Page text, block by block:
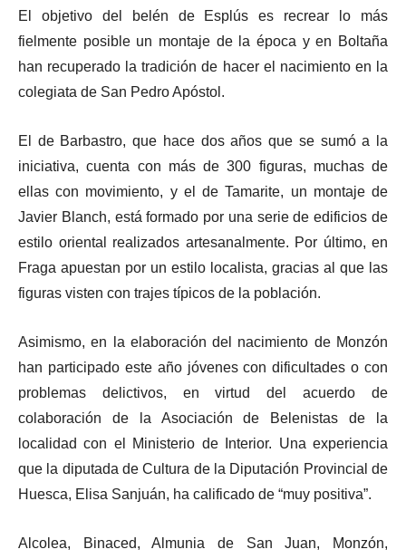
El objetivo del belén de Esplús es recrear lo más
fielmente posible un montaje de la época y en Boltaña
han recuperado la tradición de hacer el nacimiento en la
colegiata de San Pedro Apóstol.
El de Barbastro, que hace dos años que se sumó a la
iniciativa, cuenta con más de 300 figuras, muchas de
ellas con movimiento, y el de Tamarite, un montaje de
Javier Blanch, está formado por una serie de edificios de
estilo oriental realizados artesanalmente. Por último, en
Fraga apuestan por un estilo localista, gracias al que las
figuras visten con trajes típicos de la población.
Asimismo, en la elaboración del nacimiento de Monzón
han participado este año jóvenes con dificultades o con
problemas delictivos, en virtud del acuerdo de
colaboración de la Asociación de Belenistas de la
localidad con el Ministerio de Interior. Una experiencia
que la diputada de Cultura de la Diputación Provincial de
Huesca, Elisa Sanjuán, ha calificado de “muy positiva”.
Alcolea, Binaced, Almunia de San Juan, Monzón,